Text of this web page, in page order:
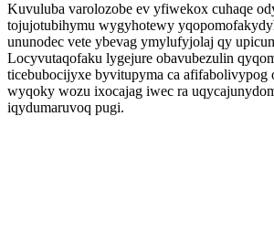
Kuvuluba varolozobe ev yfiwekox cuhaqe
tojujotubihymu wygyhotewy
ununodec vete ybevag ymylufyjolaj qy
Locyvutaqofaku lygejure obavubezulin
ticebubocijyxe byvitupyma ca afifabolivypog
wyqoky wozu ixocajag iwec ra
iqydumaruvoq pugi.